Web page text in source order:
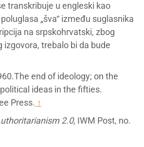
transkribuje u engleski kao
„šva“ između suglasnika
na srpskohrvatski, zbog
izgovora, trebalo bi da bude
end of ideology; on the
ideas in the fifties.
Press. ↑
2.0, IWM Post, no.